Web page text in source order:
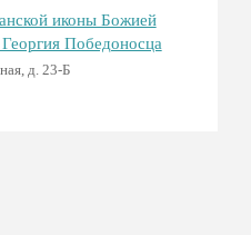
иконы Божией
Победоносца
д. 23-Б